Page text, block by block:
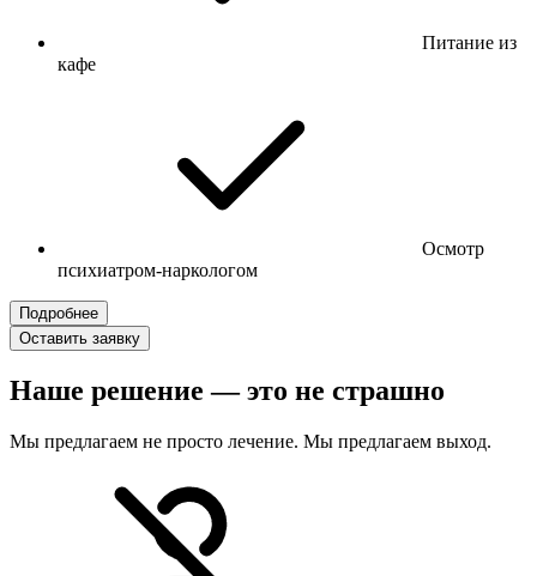
Питание из
кафе
Осмотр
психиатром-наркологом
Подробнее
Оставить заявку
Наше решение — это не страшно
Мы предлагаем не просто лечение. Мы предлагаем выход.